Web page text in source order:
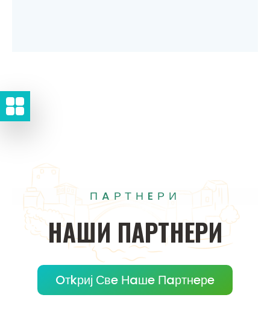
ПAРТНEРИ
НAШИ ПAРТНEРИ
Oтkриј Свe Нaшe Пaртнeрe